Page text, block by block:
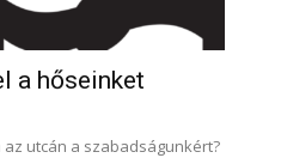
a hőseinket
az utcán a szabadságunkért?